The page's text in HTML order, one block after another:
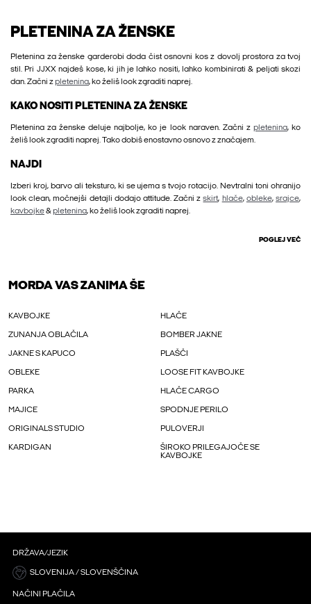
PLETENINA ZA ŽENSKE
Pletenina za ženske garderobi doda čist osnovni kos z dovolj prostora za tvoj
stil. Pri JJXX najdeš kose, ki jih je lahko nositi, lahko kombinirati & peljati skozi
dan. Začni zpletenina, ko želiš look zgraditi naprej.
KAKO NOSITI PLETENINA ZA ŽENSKE
Pletenina za ženske deluje najbolje, ko je look naraven. Začni z pletenina, ko
želiš look zgraditi naprej. Tako dobiš enostavno osnovo z značajem.
NAJDI
Izberi kroj, barvo ali teksturo, ki se ujema s tvojo rotacijo. Nevtralni toni ohranijo
look clean, močnejši detajli dodajo attitude. Začni zskirt, hlače, obleke,srajce,
kavbojke&pletenina, ko želiš look zgraditi naprej.
POGLEJ VEČ
MORDA VAS ZANIMA ŠE
KAVBOJKE HLAČE
ZUNANJA OBLAČILA BOMBER JAKNE
JAKNE S KAPUCO PLAŠČI
OBLEKE LOOSE FIT KAVBOJKE
PARKA HLAČE CARGO
MAJICE SPODNJE PERILO
ORIGINALS STUDIO PULOVERJI
KARDIGAN
ŠIROKO PRILEGAJOČE SE
KAVBOJKE
DRŽAVA/JEZIK
SLOVENIJA / SLOVENŠČINA
NAČINI PLAČILA